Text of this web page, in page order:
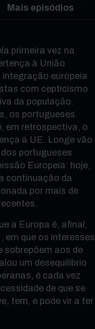
Mais episódios
primeira vez na
à União
integração europeia
com cepticismo
da população.
os portugueses
em retrospectiva, o
à UE. Longe vão
portugueses
Europeia: hoje,
continuação da
por mais de
a Europa é, afinal,
em que os interesses
sobrepõem aos de
um desequilíbrio
é cada vez
de que se
tem, e pode vir a ter